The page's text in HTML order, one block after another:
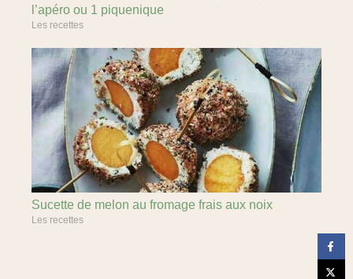
l’apéro ou 1 piquenique
Les recettes
Sucette de melon au fromage frais aux noix
Les recettes